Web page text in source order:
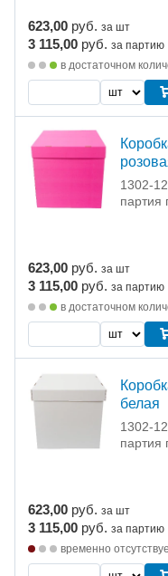
623,00 руб. за шт
3 115,00 руб. за партию
в достаточном
1302-
партия
623,00 руб. за шт
3 115,00 руб. за партию
в достаточном
белая
1302-
партия
623,00 руб. за шт
3 115,00 руб. за партию
временно